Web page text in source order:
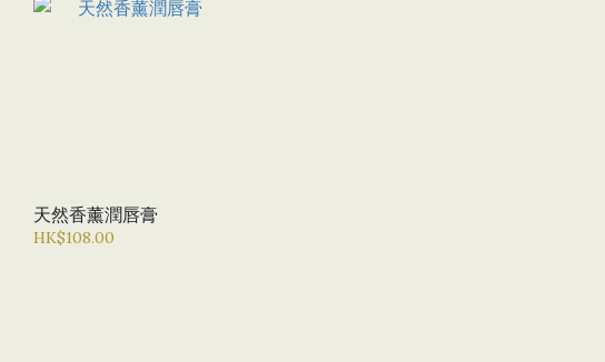
天然香薰潤唇膏
HK$108.00